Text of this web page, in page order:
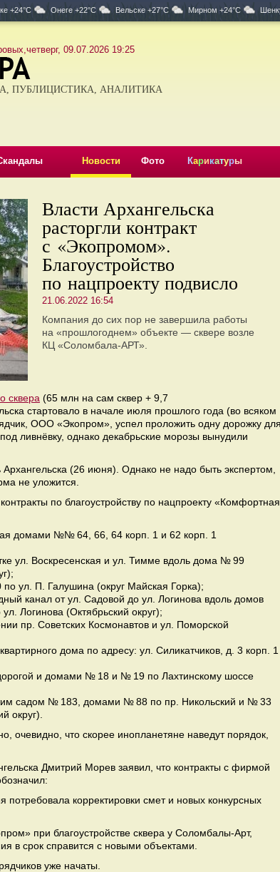
+24°C Онеге +22°C Вельске +27°C Мирном +24°C
09.07.2026 19:25
ПУБЛИЦИСТИКА, АНАЛИТИКА
Новости Фото Карикатуры
Власти Архангельска
расторгли контракт
с «Экопромом».
Благоустройство
по нацпроекту подвисло
21.06.2022 16:54
Компания до сих пор не завершила работы
на «прошлогоднем» объекте — сквере возле
КЦ «Соломбала-АРТ».
сквера (65 млн на сам сквер + 9,7
стартовало в начале июля прошлого года (во всяком
ООО «Экопром», успел проложить одну дорожку
ливнёвку, однако декабрьские морозы вынудили
(26 июня). Однако не надо быть экспертом,
не уложится.
по благоустройству по нацпроекту «Комфортная
домами №№ 64, 66, 64 корп. 1 и 62 корп. 1
ул. Воскресенская и ул. Тимме вдоль дома № 99
ул. П. Галушина (округ Майская Горка);
канал от ул. Садовой до ул. Логинова вдоль домов
Логинова (Октябрьский округ);
пр. Советских Космонавтов и ул. Поморской
дома по адресу: ул. Силикатчиков, д. 3 корп. 1
и домами № 18 и № 19 по Лахтинскому шоссе
садом № 183, домами № 88 по пр. Никольский и № 33
округ).
очевидно, что скорее инопланетяне наведут порядок,
Дмитрий Морев заявил, что контракты с фирмой
потребовала корректировки смет и новых конкурсных
при благоустройстве сквера у Соломбалы-Арт,
в срок справится с новыми объектами.
уже начаты.